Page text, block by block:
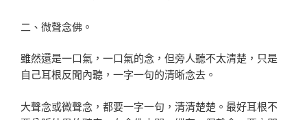
二、微聲念佛。
雖然還是一口氣，一口氣的念，但旁人聽不太清楚，只是
自己耳根反聞內聽，一字一句的清晰念去。
大聲念或微聲念，都要一字一句，清清楚楚。最好耳根不